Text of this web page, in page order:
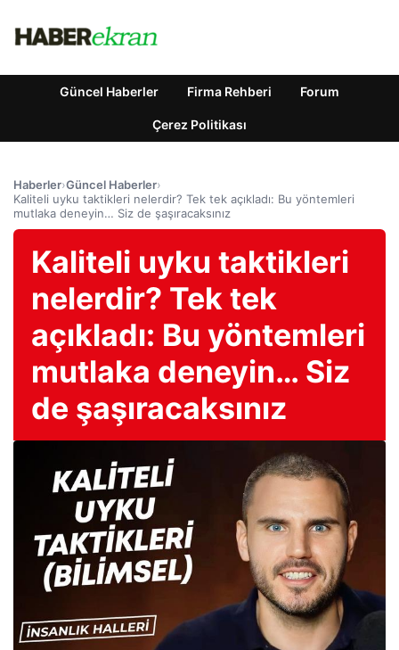
Güncel Haberler Firma Rehberi Forum
Çerez Politikası
Haberler›Güncel Haberler›
Kaliteli uyku taktikleri nelerdir? Tek tek açıkladı: Bu yöntemleri
mutlaka deneyin… Siz de şaşıracaksınız
Kaliteli uyku taktikleri
nelerdir? Tek tek
açıkladı: Bu yöntemleri
mutlaka deneyin… Siz
de şaşıracaksınız